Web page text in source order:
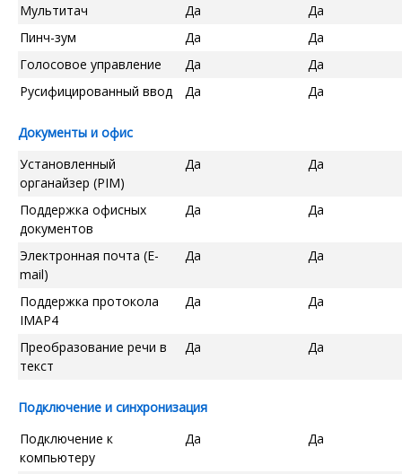
Мультитач
Да
Да
Пинч-зум
Да
Да
Голосовое управление
Да
Да
Русифицированный ввод
Да Да
Документы и офис
Установленный
органайзер (PIM)
Да Да
Поддержка офисных
документов
Да Да
Электронная почта (E-
mail)
Да Да
Поддержка протокола
IMAP4
Да Да
Преобразование речи в
текст
Да Да
Подключение и синхронизация
Подключение к
компьютеру
Да Да